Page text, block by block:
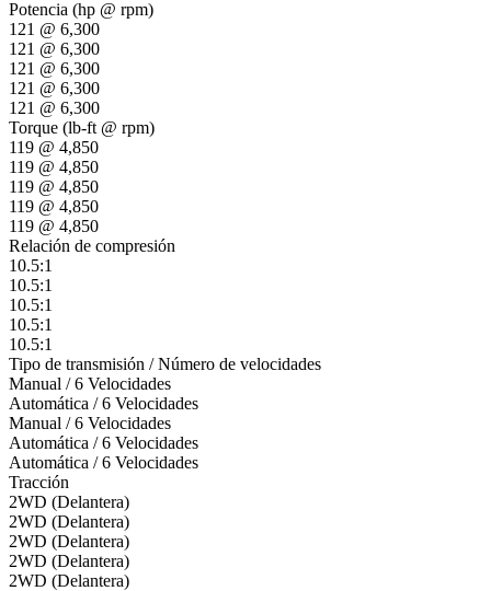
Potencia (hp @ rpm)
121 @ 6,300
121 @ 6,300
121 @ 6,300
121 @ 6,300
121 @ 6,300
Torque (lb-ft @ rpm)
119 @ 4,850
119 @ 4,850
119 @ 4,850
119 @ 4,850
119 @ 4,850
Relación de compresión
10.5:1
10.5:1
10.5:1
10.5:1
10.5:1
Tipo de transmisión / Número de velocidades
Manual / 6 Velocidades
Automática / 6 Velocidades
Manual / 6 Velocidades
Automática / 6 Velocidades
Automática / 6 Velocidades
Tracción
2WD (Delantera)
2WD (Delantera)
2WD (Delantera)
2WD (Delantera)
2WD (Delantera)